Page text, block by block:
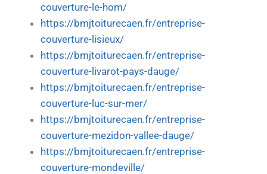
couverture-le-hom/
https://bmjtoiturecaen.fr/entreprise-
couverture-lisieux/
https://bmjtoiturecaen.fr/entreprise-
couverture-livarot-pays-dauge/
https://bmjtoiturecaen.fr/entreprise-
couverture-luc-sur-mer/
https://bmjtoiturecaen.fr/entreprise-
couverture-mezidon-vallee-dauge/
https://bmjtoiturecaen.fr/entreprise-
couverture-mondeville/